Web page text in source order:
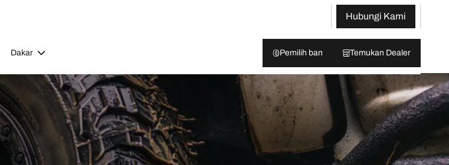
Hubungi Kami
Dakar Pemilih ban Temukan Dealer